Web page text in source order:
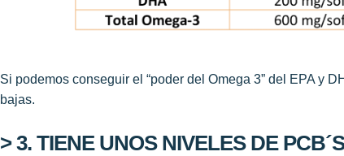
Si podemos conseguir el “poder del Omega 3” del EPA y
bajas.
> 3. TIENE UNOS NIVELES DE